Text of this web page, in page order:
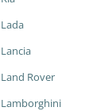
Lada
Lancia
Land Rover
Lamborghini